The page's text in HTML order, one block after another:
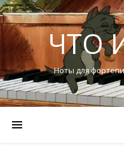
ЧТО
Ноты для